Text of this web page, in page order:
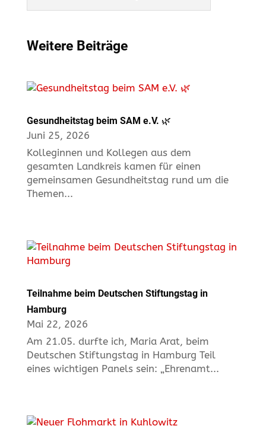
Weitere Beiträge
Gesundheitstag beim SAM e.V. 🌿
Juni 25, 2026
Kolleginnen und Kollegen aus dem
gesamten Landkreis kamen für einen
gemeinsamen Gesundheitstag rund um die
Themen...
Teilnahme beim Deutschen Stiftungstag in
Hamburg
Mai 22, 2026
Am 21.05. durfte ich, Maria Arat, beim
Deutschen Stiftungstag in Hamburg Teil
eines wichtigen Panels sein: „Ehrenamt...